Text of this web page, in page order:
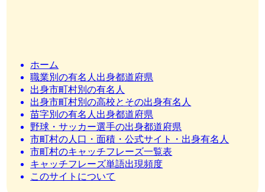
ホーム
職業別の有名人出身都道府県
出身市町村別の有名人
出身市町村別の高校とその出身有名人
苗字別の有名人出身都道府県
野球・サッカー選手の出身都道府県
市町村の人口・面積・公式サイト・出身有名人
市町村のキャッチフレーズ一覧表
キャッチフレーズ単語出現頻度
このサイトについて